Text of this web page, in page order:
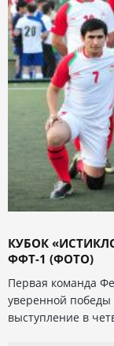
КУБОК
ФФТ-1 (ФОТО)
Первая команда
уверенной победы
выступление в